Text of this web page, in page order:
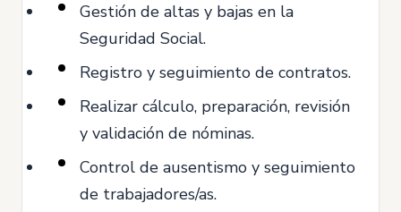
Gestión de altas y bajas en la
Seguridad Social.
Registro y seguimiento de contratos.
Realizar cálculo, preparación, revisión
y validación de nóminas.
Control de ausentismo y seguimiento
de trabajadores/as.